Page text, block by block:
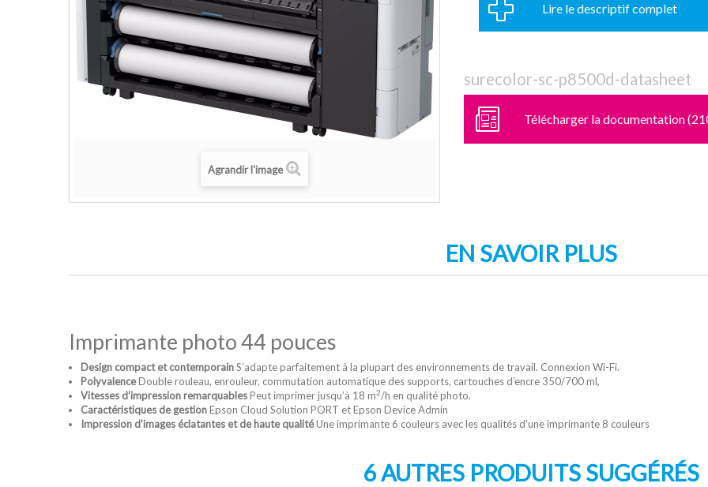
Agrandir l'image
Lire le descriptif complet
surecolor-sc-p8500d-datasheet
Télécharger la documentation
EN SAVOIR PLUS
Imprimante photo 44 pouces
Design compact et contemporainS’adapte parfaitement à la plupart des environnements de travail. Connexion Wi-Fi.
PolyvalenceDouble rouleau, enrouleur, commutation automatique des supports, cartouches d’encre 350/700 ml,
Vitesses d’impression remarquablesPeut imprimer jusqu’à 18 m2/h en qualité photo.
Caractéristiques de gestionEpson Cloud Solution PORT et Epson Device Admin
Impression d’images éclatantes et de haute qualitéUne imprimante 6 couleurs avec les qualités d’une imprimante 8 couleurs
6 AUTRES PRODUITS SUGGÉRÉS